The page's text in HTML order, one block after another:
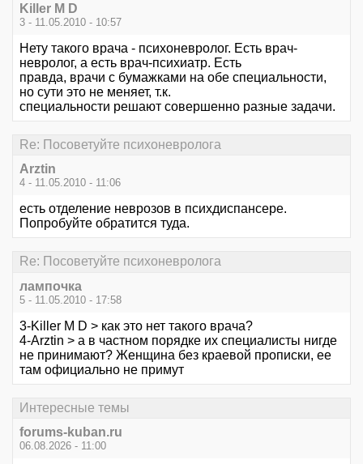
Killer M D
3 - 11.05.2010 - 10:57
Нету такого врача - психоневролог. Есть врач-
невролог, а есть врач-психиатр. Есть
правда, врачи с бумажками на обе специальности,
но сути это не меняет, т.к.
специальности решают совершенно разные задачи.
Re: Посоветуйте психоневролога
Arztin
4 - 11.05.2010 - 11:06
есть отделение неврозов в психдиспансере.
Попробуйте обратится туда.
Re: Посоветуйте психоневролога
лампочка
5 - 11.05.2010 - 17:58
3-Killer M D > как это нет такого врача?
4-Arztin > а в частном порядке их специалисты нигде
не принимают? Женщина без краевой прописки, ее
там официально не примут
Интересные темы
forums-kuban.ru
06.08.2026 - 11:00